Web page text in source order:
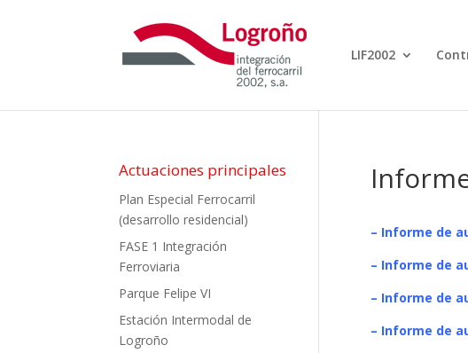
LIF2002
– Informe de
– Informe de
– Informe de
– Informe de
Actuaciones principales
Plan Especial Ferrocarril
(desarrollo residencial)
FASE 1 Integración
Ferroviaria
Parque Felipe VI
Estación Intermodal de
Logroño